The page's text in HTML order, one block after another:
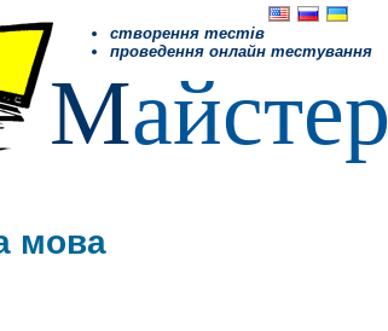
створення тестів
проведення онлайн тестування
Майстер
мова